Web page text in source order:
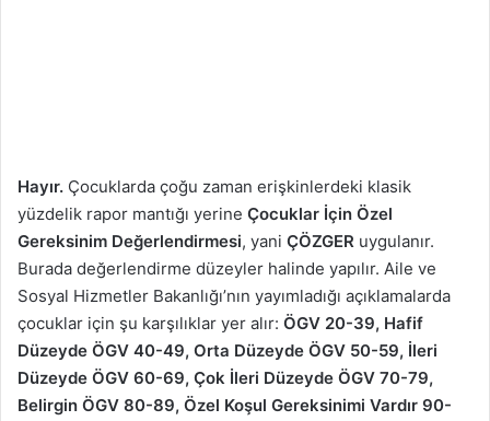
Hayır. Çocuklarda çoğu zaman erişkinlerdeki klasik
yüzdelik rapor mantığı yerine Çocuklar İçin Özel
Gereksinim Değerlendirmesi, yani ÇÖZGER uygulanır.
Burada değerlendirme düzeyler halinde yapılır. Aile ve
Sosyal Hizmetler Bakanlığı’nın yayımladığı açıklamalarda
çocuklar için şu karşılıklar yer alır: ÖGV 20-39, Hafif
Düzeyde ÖGV 40-49, Orta Düzeyde ÖGV 50-59, İleri
Düzeyde ÖGV 60-69, Çok İleri Düzeyde ÖGV 70-79,
Belirgin ÖGV 80-89, Özel Koşul Gereksinimi Vardır 90-